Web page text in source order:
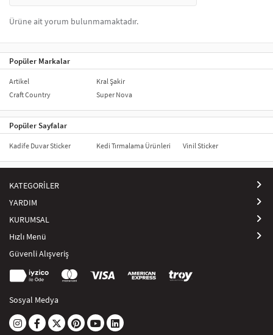
Ürüne ait yorum bulunmamaktadır.
Popüler Markalar
Artikel
Craft Country
Kral Şakir
Super Nova
Popüler Sayfalar
Kadife Duvar Sticker Kedi Tırmalama Ürünleri Vinil Sticker
KATEGORİLER
YARDIM
KURUMSAL
Hızlı Menü
Güvenli Alışveriş
Sosyal Medya